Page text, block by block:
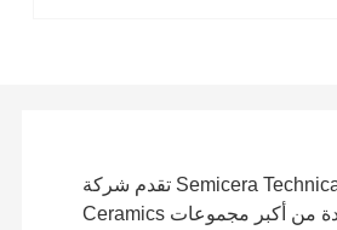
تقدم شركة Semicera Technical
Ceramics واحدة من أكبر مجموعات